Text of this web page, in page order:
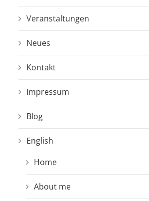
Veranstaltungen
Neues
Kontakt
Impressum
Blog
English
Home
About me